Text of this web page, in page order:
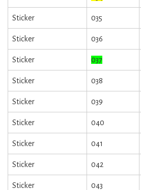
Sticker 035
Sticker 036
Sticker 037
Sticker 038
Sticker 039
Sticker 040
Sticker 041
Sticker 042
Sticker 043